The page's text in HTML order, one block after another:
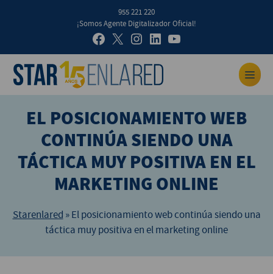
955 221 220
¡Somos Agente Digitalizador Oficial!
EL POSICIONAMIENTO WEB
CONTINÚA SIENDO UNA
TÁCTICA MUY POSITIVA EN EL
MARKETING ONLINE
Starenlared »El posicionamiento web continúa siendo una
táctica muy positiva en el marketing online